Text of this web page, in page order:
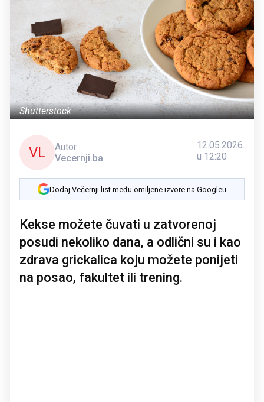
Shutterstock
VL
Autor
Vecernji.ba
12.05.2026.
u 12:20
Dodaj Večernji list među omiljene izvore na Googleu
Kekse možete čuvati u zatvorenoj
posudi nekoliko dana, a odlični su i kao
zdrava grickalica koju možete ponijeti
na posao, fakultet ili trening.